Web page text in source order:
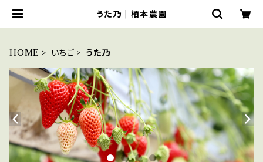
うた乃 | 栢本農園
HOME いちご うた乃